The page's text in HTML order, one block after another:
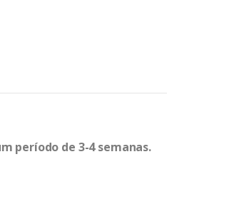
período de 3-4 semanas.